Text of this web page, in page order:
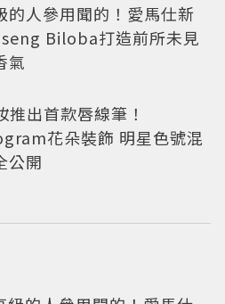
的人參用聞的！愛馬仕新
Biloba打造前所未見
氣
推出首款唇線筆！
花朵裝飾 明星色號混
公開